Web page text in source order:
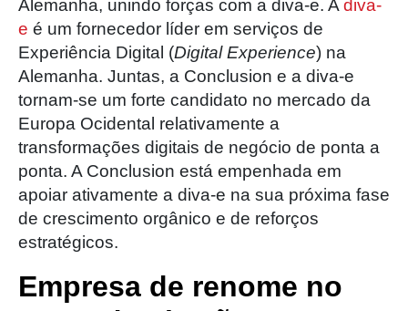
Alemanha, unindo forças com a diva-e. A diva-
e é um fornecedor líder em serviços de
Experiência Digital (Digital Experience) na
Alemanha. Juntas, a Conclusion e a diva-e
tornam-se um forte candidato no mercado da
Europa Ocidental relativamente a
transformações digitais de negócio de ponta a
ponta. A Conclusion está empenhada em
apoiar ativamente a diva-e na sua próxima fase
de crescimento orgânico e de reforços
estratégicos.
Empresa de renome no